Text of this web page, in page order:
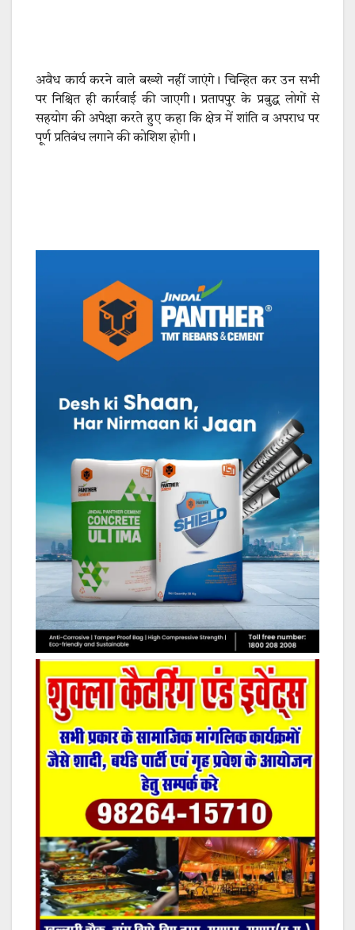
अवैध कार्य करने वाले बख्शे नहीं जाएंगे। चिन्हित कर उन सभी
पर निश्चित ही कार्रवाई की जाएगी। प्रतापपुर के प्रबुद्ध लोगों से
सहयोग की अपेक्षा करते हुए कहा कि क्षेत्र में शांति व अपराध पर
पूर्ण प्रतिबंध लगाने की कोशिश होगी।